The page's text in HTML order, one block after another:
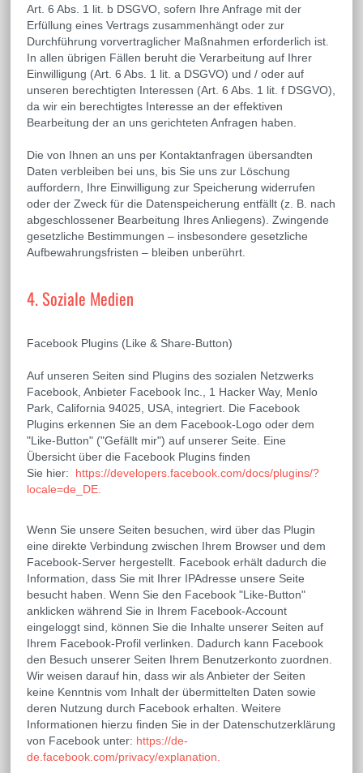
Art. 6 Abs. 1 lit. b DSGVO, sofern Ihre Anfrage mit der
Erfüllung eines Vertrags zusammenhängt oder zur
Durchführung vorvertraglicher Maßnahmen erforderlich ist.
In allen übrigen Fällen beruht die Verarbeitung auf Ihrer
Einwilligung (Art. 6 Abs. 1 lit. a DSGVO) und / oder auf
unseren berechtigten Interessen (Art. 6 Abs. 1 lit. f DSGVO),
da wir ein berechtigtes Interesse an der effektiven
Bearbeitung der an uns gerichteten Anfragen haben.
Die von Ihnen an uns per Kontaktanfragen übersandten
Daten verbleiben bei uns, bis Sie uns zur Löschung
auffordern, Ihre Einwilligung zur Speicherung widerrufen
oder der Zweck für die Datenspeicherung entfällt (z. B. nach
abgeschlossener Bearbeitung Ihres Anliegens). Zwingende
gesetzliche Bestimmungen – insbesondere gesetzliche
Aufbewahrungsfristen – bleiben unberührt.
4. Soziale Medien
Facebook Plugins (Like & Share-Button)
Auf unseren Seiten sind Plugins des sozialen Netzwerks
Facebook, Anbieter Facebook Inc., 1 Hacker Way, Menlo
Park, California 94025, USA, integriert. Die Facebook
Plugins erkennen Sie an dem Facebook-Logo oder dem
"Like-Button" ("Gefällt mir") auf unserer Seite. Eine
Übersicht über die Facebook Plugins finden
Sie hier:
https://developers.facebook.com/docs/plugins/?
locale=de_DE.
Wenn Sie unsere Seiten besuchen, wird über das Plugin
eine direkte Verbindung zwischen Ihrem Browser und dem
Facebook-Server hergestellt. Facebook erhält dadurch die
Information, dass Sie mit Ihrer IPAdresse unsere Seite
besucht haben. Wenn Sie den Facebook "Like-Button"
anklicken während Sie in Ihrem Facebook-Account
eingeloggt sind, können Sie die Inhalte unserer Seiten auf
Ihrem Facebook-Profil verlinken. Dadurch kann Facebook
den Besuch unserer Seiten Ihrem Benutzerkonto zuordnen.
Wir weisen darauf hin, dass wir als Anbieter der Seiten
keine Kenntnis vom Inhalt der übermittelten Daten sowie
deren Nutzung durch Facebook erhalten. Weitere
Informationen hierzu finden Sie in der Datenschutzerklärung
von Facebook unter: https://de-
de.facebook.com/privacy/explanation.